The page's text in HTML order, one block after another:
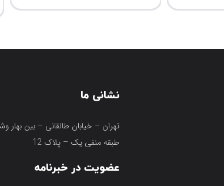
نشانی ما
تهران – خیابان طالقانی – بین بهار
طبقه منفی یک – پلاک 12
عضویت در خبرنامه